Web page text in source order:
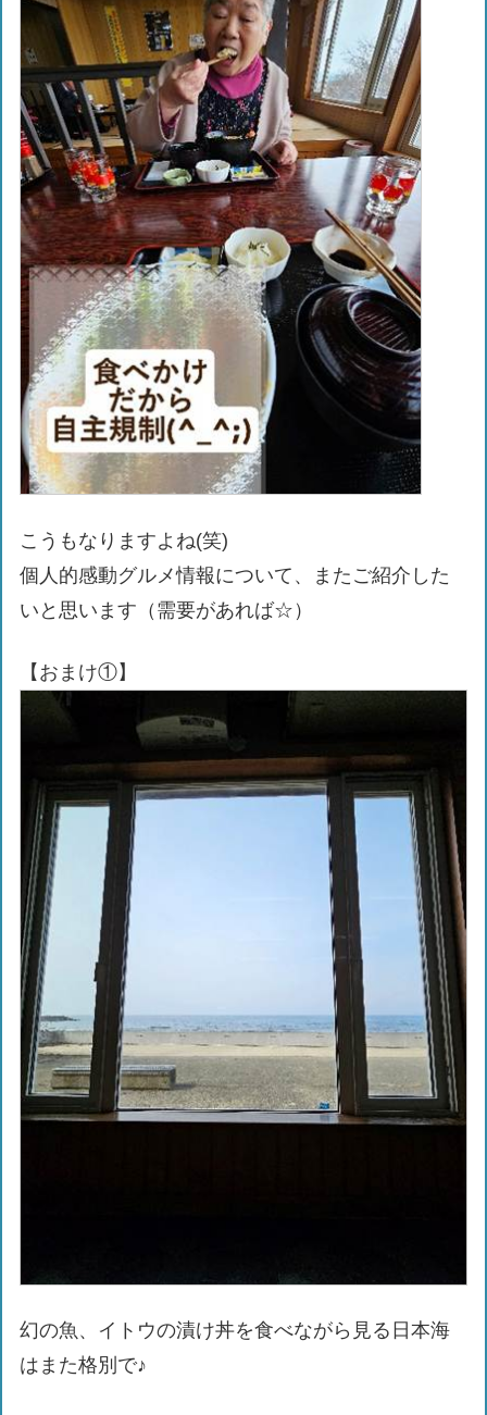
こうもなりますよね(笑)
個人的感動グルメ情報について、またご紹介した
いと思います（需要があれば☆）
【おまけ①】
幻の魚、イトウの漬け丼を食べながら見る日本海
はまた格別で♪